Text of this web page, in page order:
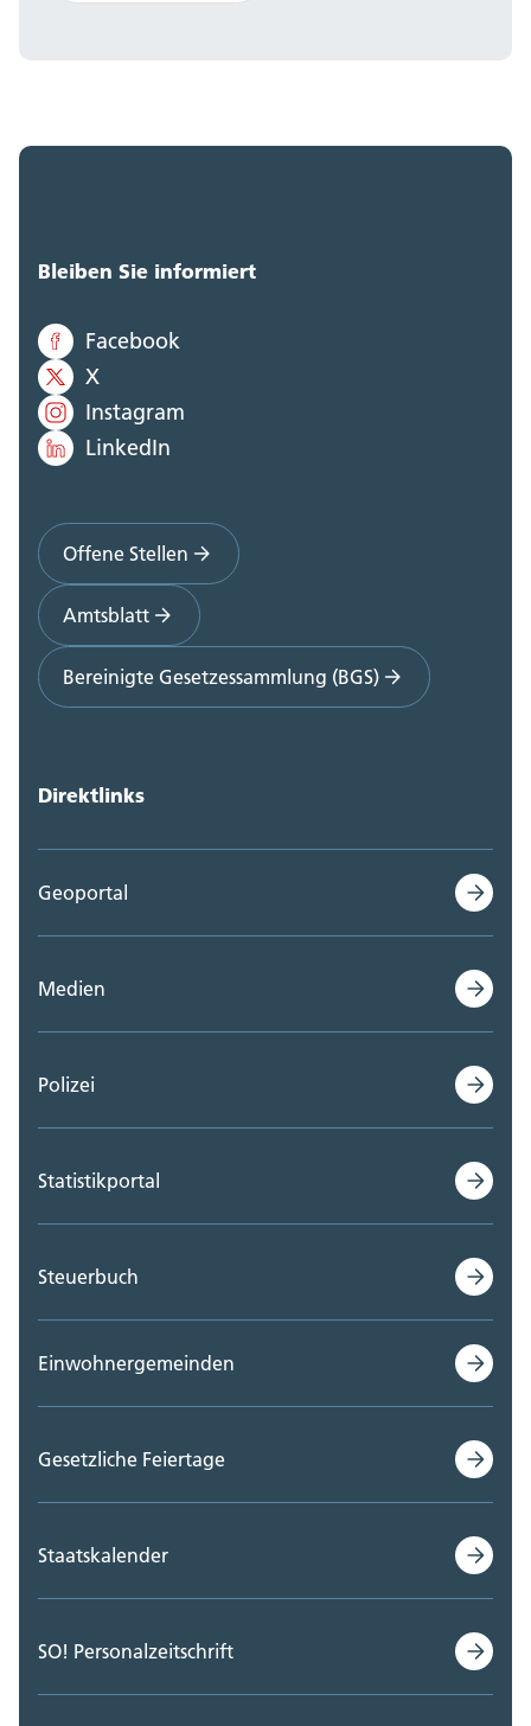
Bleiben Sie informiert
Facebook
X
Instagram
LinkedIn
Offene Stellen
Amtsblatt
Bereinigte Gesetzessammlung (BGS)
Direktlinks
Geoportal
Medien
Polizei
Statistikportal
Steuerbuch
Einwohnergemeinden
Gesetzliche Feiertage
Staatskalender
SO! Personalzeitschrift